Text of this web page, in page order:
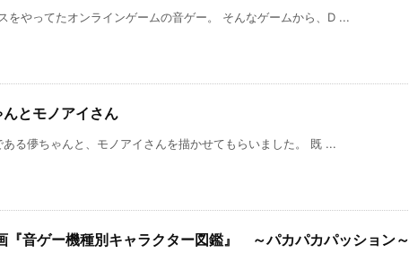
をやってたオンラインゲームの音ゲー。 そんなゲームから、D ...
とモノアイさん
る儚ちゃんと、モノアイさんを描かせてもらいました。 既 ...
音ゲー機種別キャラクター図鑑』 ～パカパカパッション～